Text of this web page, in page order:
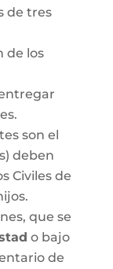
de tres
de los
son el
deben
Civiles de
que se
o bajo
de